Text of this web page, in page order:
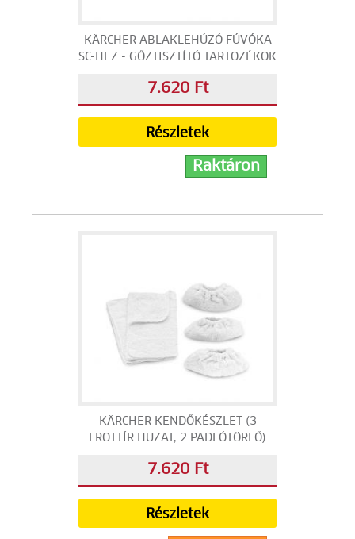
KÄRCHER ABLAKLEHÚZÓ FÚVÓKA
SC-HEZ - GŐZTISZTÍTÓ TARTOZÉKOK
7.620 Ft
Részletek
Raktáron
KÄRCHER KENDŐKÉSZLET (3
FROTTÍR HUZAT, 2 PADLÓTÖRLŐ)
7.620 Ft
Részletek